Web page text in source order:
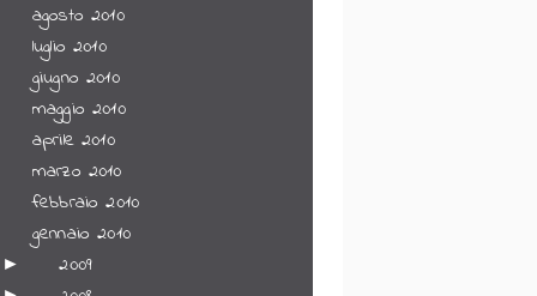
agosto 2010
luglio 2010
giugno 2010
maggio 2010
aprile 2010
marzo 2010
febbraio 2010
gennaio 2010
►
2009